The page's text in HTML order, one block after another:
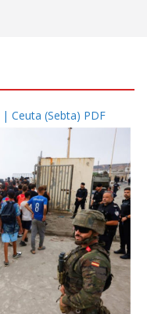
Ceuta (Sebta) PDF